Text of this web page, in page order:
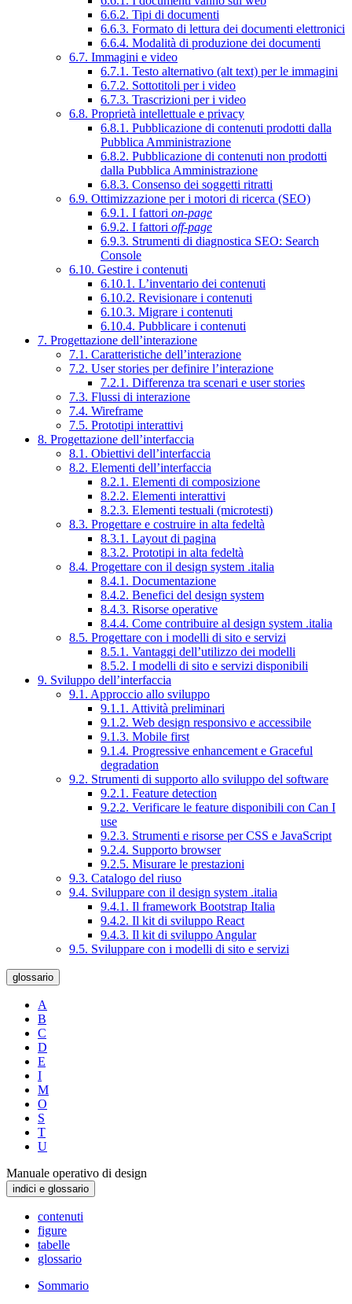
6.6.2. Tipi di documenti
6.6.3. Formato di lettura dei documenti elettronici
6.6.4. Modalità di produzione dei documenti
6.7. Immagini e video
6.7.1. Testo alternativo (alt text) per le immagini
6.7.2. Sottotitoli per i video
6.7.3. Trascrizioni per i video
6.8. Proprietà intellettuale e privacy
6.8.1. Pubblicazione di contenuti prodotti dalla
Pubblica Amministrazione
6.8.2. Pubblicazione di contenuti non prodotti
dalla Pubblica Amministrazione
6.8.3. Consenso dei soggetti ritratti
6.9. Ottimizzazione per i motori di ricerca (SEO)
6.9.1. I fattori on-page
6.9.2. I fattori off-page
6.9.3. Strumenti di diagnostica SEO: Search
Console
6.10. Gestire i contenuti
6.10.1. L’inventario dei contenuti
6.10.2. Revisionare i contenuti
6.10.3. Migrare i contenuti
6.10.4. Pubblicare i contenuti
7. Progettazione dell’interazione
7.1. Caratteristiche dell’interazione
7.2. User stories per definire l’interazione
7.2.1. Differenza tra scenari e user stories
7.3. Flussi di interazione
7.4. Wireframe
7.5. Prototipi interattivi
8. Progettazione dell’interfaccia
8.1. Obiettivi dell’interfaccia
8.2. Elementi dell’interfaccia
8.2.1. Elementi di composizione
8.2.2. Elementi interattivi
8.2.3. Elementi testuali (microtesti)
8.3. Progettare e costruire in alta fedeltà
8.3.1. Layout di pagina
8.3.2. Prototipi in alta fedeltà
8.4. Progettare con il design system .italia
8.4.1. Documentazione
8.4.2. Benefici del design system
8.4.3. Risorse operative
8.4.4. Come contribuire al design system .italia
8.5. Progettare con i modelli di sito e servizi
8.5.1. Vantaggi dell’utilizzo dei modelli
8.5.2. I modelli di sito e servizi disponibili
9. Sviluppo dell’interfaccia
9.1. Approccio allo sviluppo
9.1.1. Attività preliminari
9.1.2. Web design responsivo e accessibile
9.1.3. Mobile first
9.1.4. Progressive enhancement e Graceful
degradation
9.2. Strumenti di supporto allo sviluppo del software
9.2.1. Feature detection
9.2.2. Verificare le feature disponibili con Can I
use
9.2.3. Strumenti e risorse per CSS e JavaScript
9.2.4. Supporto browser
9.2.5. Misurare le prestazioni
9.3. Catalogo del riuso
9.4. Sviluppare con il design system .italia
9.4.1. Il framework Bootstrap Italia
9.4.2. Il kit di sviluppo React
9.4.3. Il kit di sviluppo Angular
9.5. Sviluppare con i modelli di sito e servizi
glossario
A
B
C
D
E
I
M
O
S
T
U
Manuale operativo di design
indici e glossario
contenuti
figure
tabelle
glossario
Sommario